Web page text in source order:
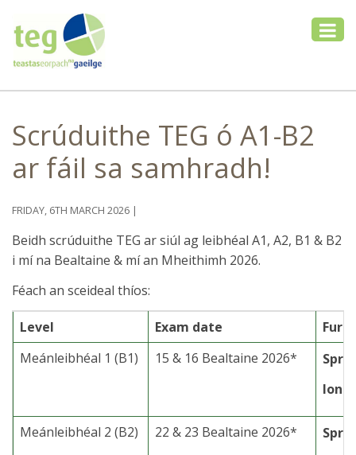
Scrúduithe TEG ó A1-B2
ar fáil sa samhradh!
FRIDAY, 6TH MARCH 2026 |
Beidh scrúduithe TEG ar siúl ag leibhéal A1, A2, B1 & B2
i mí na Bealtaine & mí an Mheithimh 2026.
Féach an sceideal thíos:
Level Exam date
Meánleibhéal 1 (B1)
15 & 16 Bealtaine 2026*
Meánleibhéal 2 (B2) 22 & 23 Bealtaine 2026*